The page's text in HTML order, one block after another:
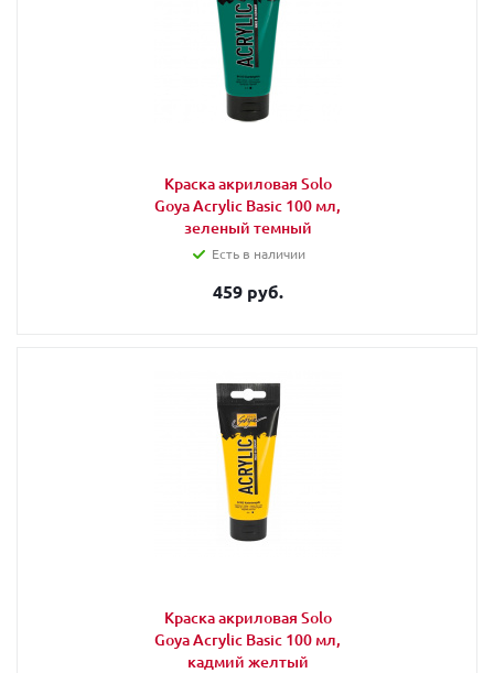
Краска акриловая Solo
Goya Acrylic Basic 100 мл,
зеленый темный
Есть в наличии
459 руб.
Краска акриловая Solo
Goya Acrylic Basic 100 мл,
кадмий желтый